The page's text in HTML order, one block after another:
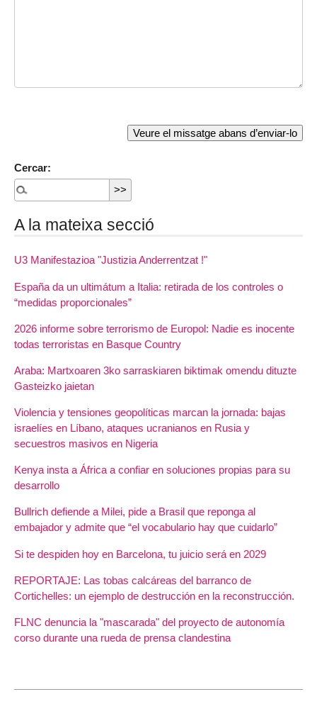
Cercar:
A la mateixa secció
U3 Manifestazioa "Justizia Anderrentzat !"
España da un ultimátum a Italia: retirada de los controles o
“medidas proporcionales”
2026 informe sobre terrorismo de Europol: Nadie es inocente
todas terroristas en Basque Country
Araba: Martxoaren 3ko sarraskiaren biktimak omendu dituzte
Gasteizko jaietan
Violencia y tensiones geopolíticas marcan la jornada: bajas
israelíes en Líbano, ataques ucranianos en Rusia y
secuestros masivos en Nigeria
Kenya insta a África a confiar en soluciones propias para su
desarrollo
Bullrich defiende a Milei, pide a Brasil que reponga al
embajador y admite que “el vocabulario hay que cuidarlo”
Si te despiden hoy en Barcelona, tu juicio será en 2029
REPORTAJE: Las tobas calcáreas del barranco de
Cortichelles: un ejemplo de destrucción en la reconstrucción.
FLNC denuncia la "mascarada" del proyecto de autonomía
corso durante una rueda de prensa clandestina